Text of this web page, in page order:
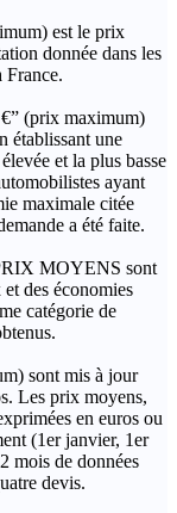
est le prix
donnée dans les
France.
(prix maximum)
établissant une
et la plus basse
ayant
maximale citée
a été faite.
MOYENS sont
des économies
catégorie de
sont mis à jour
Les prix moyens,
en euros ou
(1er janvier, 1er
mois de données
devis.